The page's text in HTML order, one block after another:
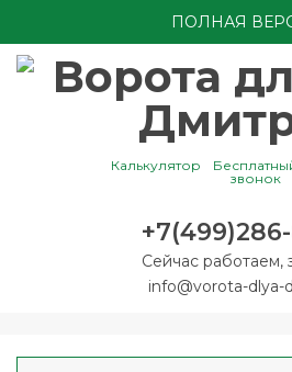
ПОЛНАЯ
Калькулятор
звонок
Сейчас работаем,
info@vorota-dlya-